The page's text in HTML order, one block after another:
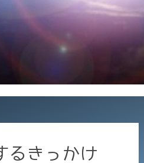
るきっかけ